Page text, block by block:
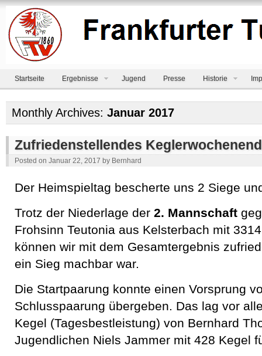
Startseite Ergebnisse Jugend Presse Historie
Monthly Archives: Januar 2017
Zufriedenstellendes
Posted on Januar 22, 2017 by Bernhard
Der Heimspieltag bescherte uns 2 Siege
Trotz der Niederlage der 2. Mannschaft
Frohsinn Teutonia aus Kelsterbach mit
können wir mit dem Gesamtergebnis
ein Sieg machbar war.
Die Startpaarung konnte einen Vorsprung
Schlusspaarung übergeben. Das lag vor
Kegel (Tagesbestleistung) von Bernhard
Jugendlichen Niels Jammer mit 428 Kegel